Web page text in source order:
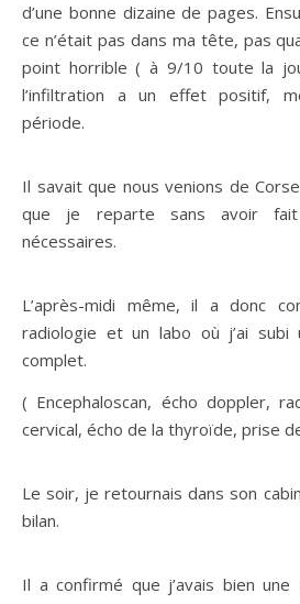
d’une bonne dizaine de pages.
ce n’était pas dans ma tête, pas
point horrible ( à 9/10 toute la
l’infiltration a un effet positif,
période.
Il savait que nous venions de
que je reparte sans avoir
nécessaires.
L’après-midi même, il a donc
radiologie et un labo où j’ai subi
complet.
( Encephaloscan, écho doppler,
cervical, écho de la thyroïde, prise
Le soir, je retournais dans son
bilan.
Il a confirmé que j’avais bien une